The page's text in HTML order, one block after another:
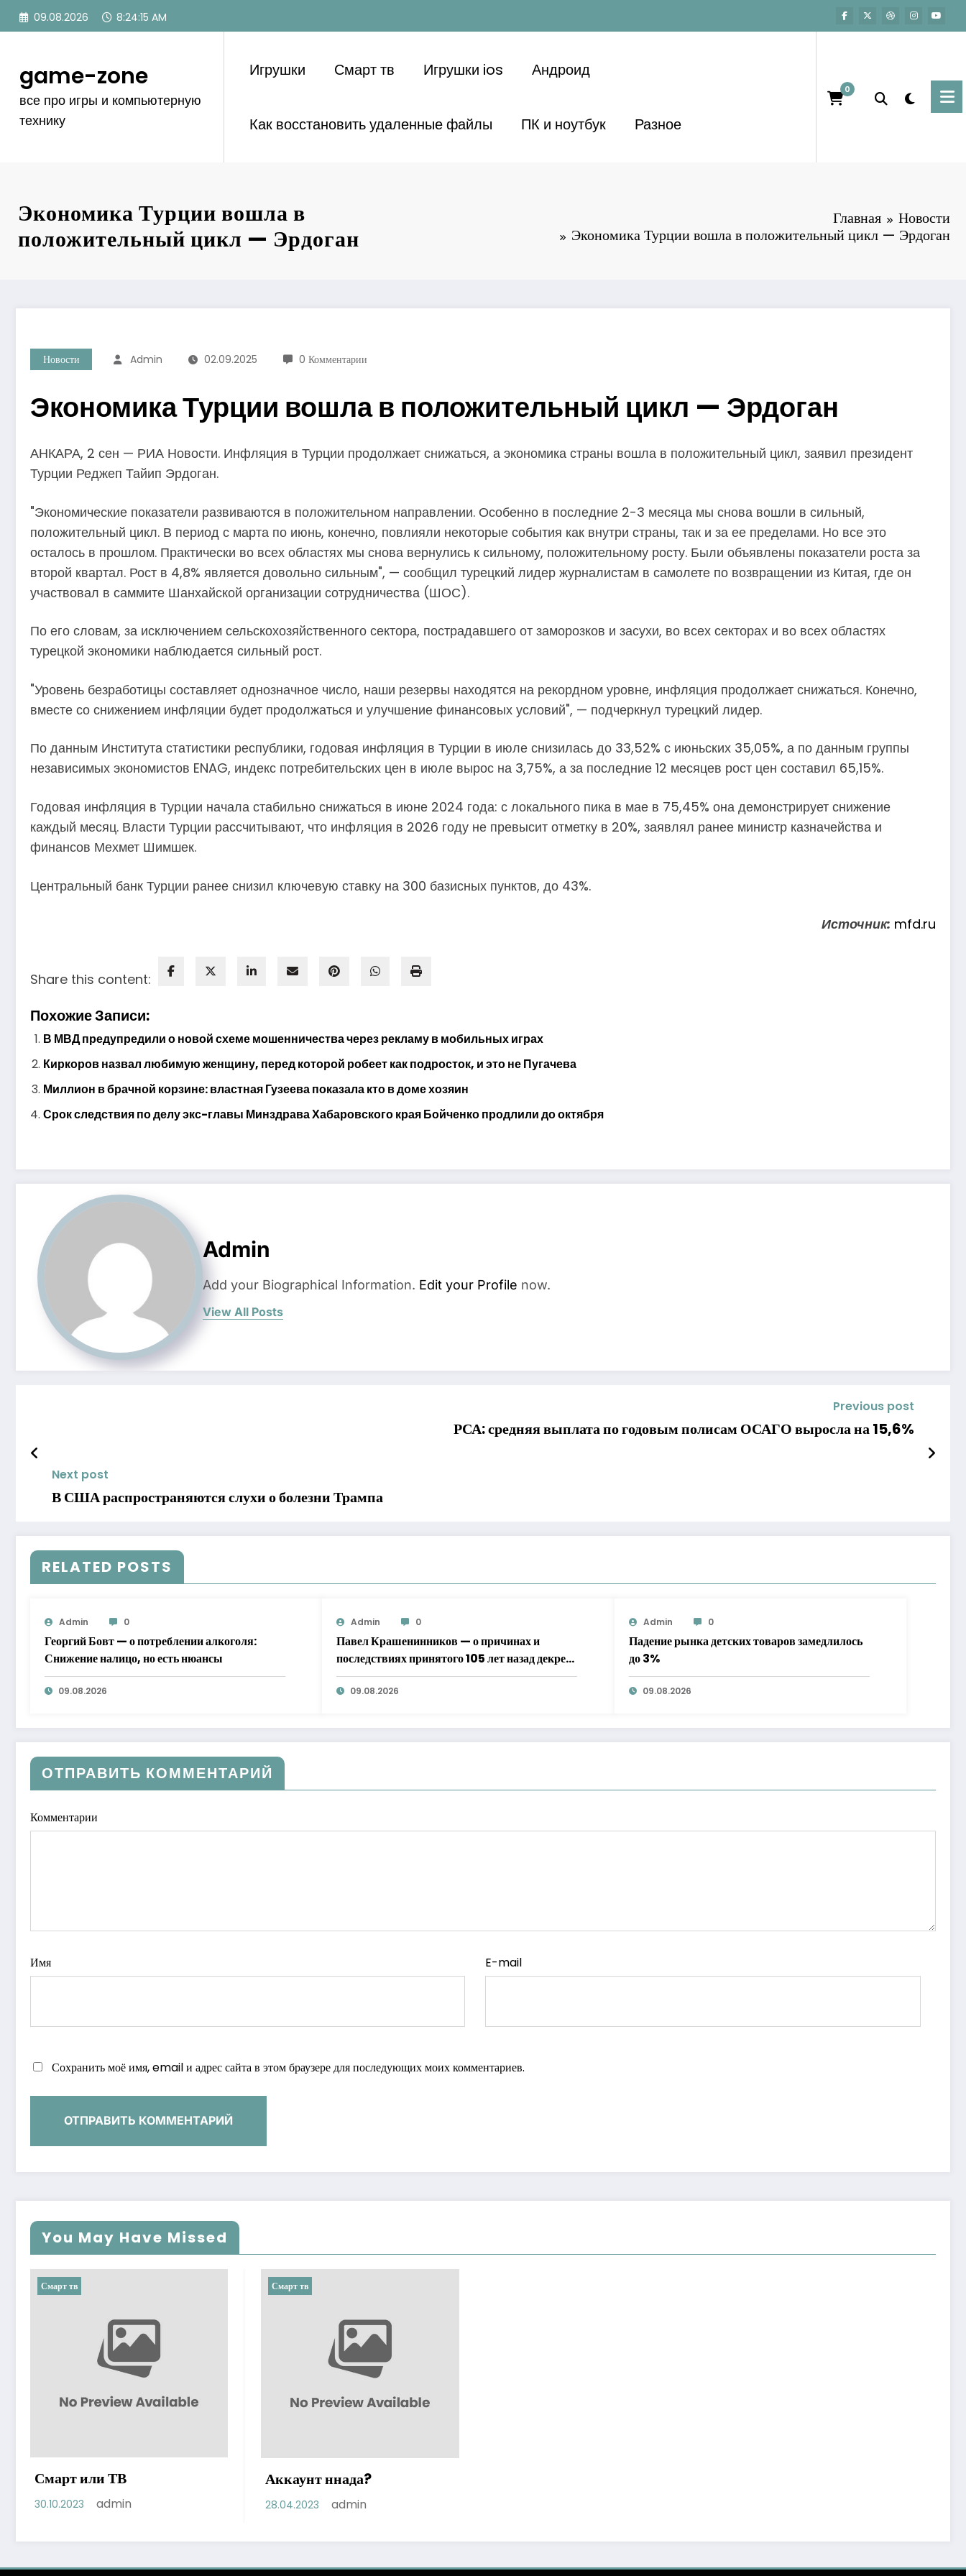
Перейти
09.08.2026 8:24:15 AM
game-zone
все про игры и компьютерную
технику
Игрушки Смарт тв Игрушки ios Андроид
Как восстановить удаленные файлы ПК и ноутбук Разное
0
Экономика Турции вошла в
положительный цикл — Эрдоган
Главная
Новости
Экономика Турции вошла в положительный цикл — Эрдоган
Новости Admin 02.09.2025 0 Комментарии
Экономика Турции вошла в положительный цикл — Эрдоган
АНКАРА, 2 сен — РИА Новости. Инфляция в Турции продолжает снижаться, а экономика страны вошла в положительный цикл, заявил президент
Турции Реджеп Тайип Эрдоган.
"Экономические показатели развиваются в положительном направлении​​​. Особенно в последние 2-3 месяца мы снова вошли в сильный,
положительный цикл. В период с марта по июнь, конечно, повлияли некоторые события как внутри страны, так и за ее пределами. Но все это
осталось в прошлом. Практически во всех областях мы снова вернулись к сильному, положительному росту. Были объявлены показатели роста за
второй квартал. Рост в 4,8% является довольно сильным", — сообщил турецкий лидер журналистам в самолете по возвращении из Китая, где он
участвовал в саммите Шанхайской организации сотрудничества (ШОС).
По его словам, за исключением сельскохозяйственного сектора, пострадавшего от заморозков и засухи, во всех секторах и во всех областях
турецкой экономики наблюдается сильный рост.
"Уровень безработицы составляет однозначное число, наши резервы находятся на рекордном уровне, инфляция продолжает снижаться. Конечно,
вместе со снижением инфляции будет продолжаться и улучшение финансовых условий", — подчеркнул турецкий лидер.
По данным Института статистики республики, годовая инфляция в Турции в июле снизилась до 33,52% с июньских 35,05%, а по данным группы
независимых экономистов ENAG, индекс потребительских цен в июле вырос на 3,75%, а за последние 12 месяцев рост цен составил 65,15%.
Годовая инфляция в Турции начала стабильно снижаться в июне 2024 года: с локального пика в мае в 75,45% она демонстрирует снижение
каждый месяц. Власти Турции рассчитывают, что инфляция в 2026 году не превысит отметку в 20%, заявлял ранее министр казначейства и
финансов Мехмет Шимшек.
Центральный банк Турции ранее снизил ключевую ставку на 300 базисных пунктов, до 43%.
Источник: mfd.ru
Share this content:
Похожие Записи:
В МВД предупредили о новой схеме мошенничества через рекламу в мобильных играх
Киркоров назвал любимую женщину, перед которой робеет как подросток, и это не Пугачева
Миллион в брачной корзине: властная Гузеева показала кто в доме хозяин
Срок следствия по делу экс-главы Минздрава Хабаровского края Бойченко продлили до октября
Admin
Add your Biographical Information. Edit your Profile now.
View All Posts
Previous post
РСА: средняя выплата по годовым полисам ОСАГО выросла на 15,6%
Next post
В США распространяются слухи о болезни Трампа
RELATED POSTS
Admin 0
Георгий Бовт — о потреблении алкоголя:
Снижение налицо, но есть нюансы
09.08.2026
Admin 0
Павел Крашенинников — о причинах и
последствиях принятого 105 лет назад декрета
Совнаркома о новой экономической политике
09.08.2026
Admin 0
Падение рынка детских товаров замедлилось
до 3%
09.08.2026
ОТПРАВИТЬ КОММЕНТАРИЙ
Комментарии
Имя E-mail
Сохранить моё имя, email и адрес сайта в этом браузере для последующих моих комментариев.
You May Have Missed
Смарт тв
Смарт или ТВ
30.10.2023 admin
Смарт тв
Аккаунт ннада?
28.04.2023 admin